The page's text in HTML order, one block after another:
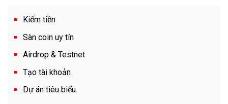
Kiếm tiền
Sàn coin uy tín
Airdrop & Testnet
Tạo tài khoản
Dự án tiêu biểu